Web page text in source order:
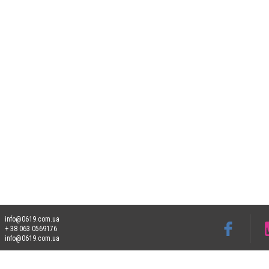
info@0619.com.ua
+ 38 063 0569176
info@0619.com.ua